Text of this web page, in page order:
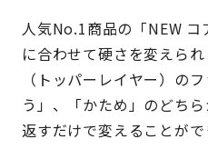
人気No.1商品の「NEW
に合わせて硬さを変えら
（トッパーレイヤー）の
う」、「かため」のどち
返すだけで変えることがで